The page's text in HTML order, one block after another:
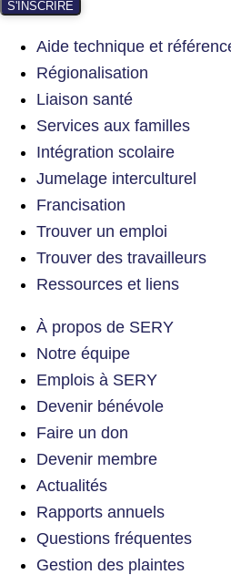
S'INSCRIRE
Aide technique et
Régionalisation
Liaison santé
Services aux familles
Intégration scolaire
Jumelage interculturel
Francisation
Trouver un emploi
Trouver des travailleurs
Ressources et liens
À propos de SERY
Notre équipe
Emplois à SERY
Devenir bénévole
Faire un don
Devenir membre
Actualités
Rapports annuels
Questions fréquentes
Gestion des plaintes